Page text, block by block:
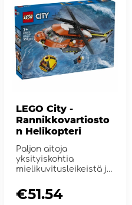
LEGO City -
Rannikkovartiosto
n Helikopteri
Paljon aitoja
yksityiskohtia
mielikuvitusleikeistä ja
pit&...
€51.54